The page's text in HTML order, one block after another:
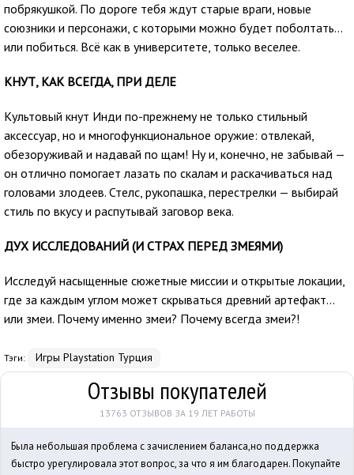
побрякушкой. По дороге тебя ждут старые враги, новые
союзники и персонажи, с которыми можно будет поболтать...
или побиться. Всё как в университете, только веселее.
КНУТ, КАК ВСЕГДА, ПРИ ДЕЛЕ
Культовый кнут Инди по-прежнему не только стильный
аксессуар, но и многофункциональное оружие: отвлекай,
обезоруживай и надавай по щам! Ну и, конечно, не забывай —
он отлично помогает лазать по скалам и раскачиваться над
головами злодеев. Стелс, рукопашка, перестрелки — выбирай
стиль по вкусу и распутывай заговор века.
ДУХ ИССЛЕДОВАНИЙ (И СТРАХ ПЕРЕД ЗМЕЯМИ)
Исследуй насыщенные сюжетные миссии и открытые локации,
где за каждым углом может скрываться древний артефакт...
или змеи. Почему именно змеи? Почему всегда змеи?!
Тэги: Игры Playstation Турция
Отзывы покупателей
13763 ОТЗЫВОВ ЗА 19 ЛЕТ РАБОТЫ
Была небольшая проблема с зачислением баланса,но поддержка
быстро урегулировала этот вопрос, за что я им благодарен. Покупайте